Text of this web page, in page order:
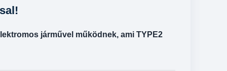
járművel működnek, ami TYPE2